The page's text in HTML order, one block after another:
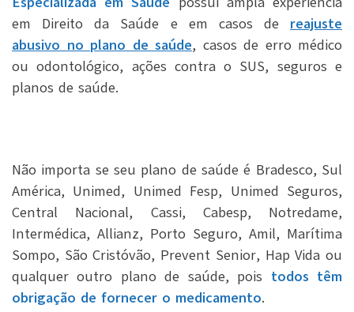
em Direito da Saúde e em casos de reajuste
abusivo no plano de saúde, casos de erro médico
ou odontológico, ações contra o SUS, seguros e
planos de saúde.
Não importa se seu plano de saúde é Bradesco, Sul
América, Unimed, Unimed Fesp, Unimed Seguros,
Central Nacional, Cassi, Cabesp, Notredame,
Intermédica, Allianz, Porto Seguro, Amil, Marítima
Sompo, São Cristóvão, Prevent Senior, Hap Vida ou
qualquer outro plano de saúde, pois todos têm
obrigação de fornecer o medicamento.